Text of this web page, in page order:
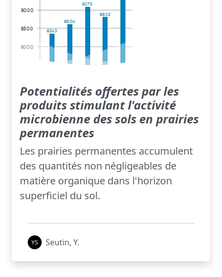
Potentialités offertes par les
produits stimulant l'activité
microbienne des sols en prairies
permanentes
Les prairies permanentes accumulent
des quantités non négligeables de
matière organique dans l'horizon
superficiel du sol.
Seutin, Y.